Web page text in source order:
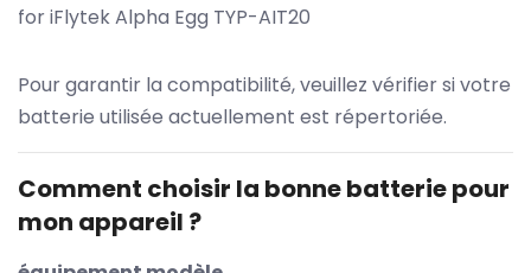
for iFlytek Alpha Egg TYP-AIT20
Pour garantir la compatibilité, veuillez vérifier si votre
batterie utilisée actuellement est répertoriée.
Comment choisir la bonne batterie pour
mon appareil ?